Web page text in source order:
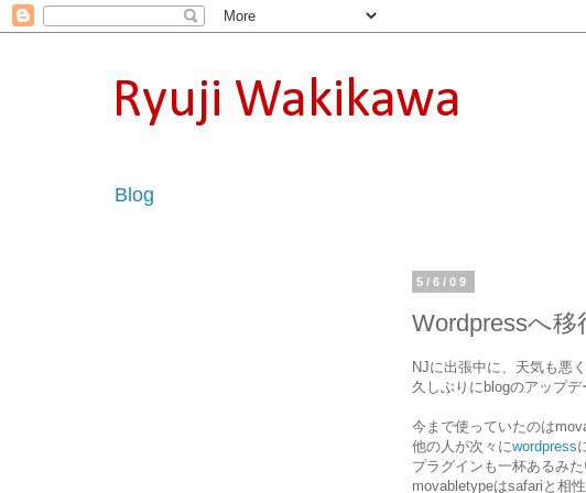
Ryuji Wakikawa
Blog
5/6/09
Wordpressへ移
NJに出張中に、天気も悪
久しぶりにblogのアップデ
今まで使っていたのは
他の人が次々にwordpress
プラグインも一杯あるみ
movabletypeはsafariと相